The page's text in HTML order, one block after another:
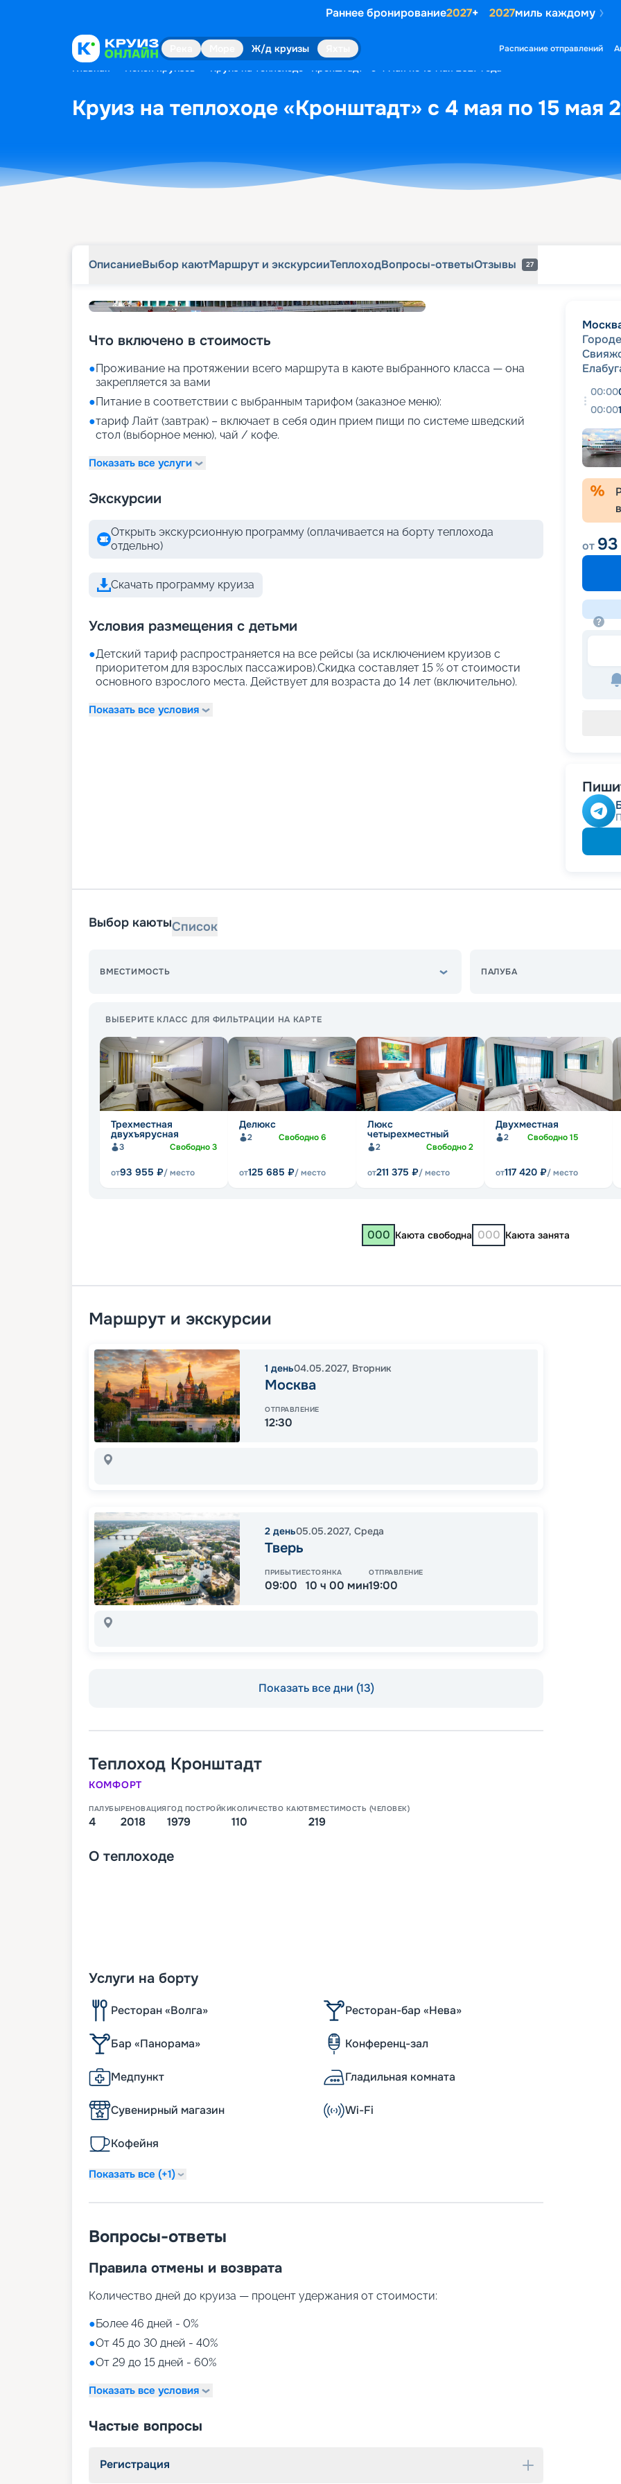
Раннее бронирование2027+ 2027миль каждому
Ж/д круизы Расписание отправлений
Главная Поиск круизов Круиз на теплоходе «Кронштадт» с 4 мая по 15 мая 2027 года
Круиз на теплоходе «Кронштадт» с 4 мая по 15 мая
ОписаниеВыбор каютМаршрут и экскурсииТеплоходВопросы-ответыОтзывы 27
Что включено в стоимость
●Проживание на протяжении всего маршрута в каюте выбранного класса — она
закрепляется за вами
●Питание в соответствии с выбранным тарифом (заказное меню):
●тариф Лайт (завтрак) – включает в себя один прием пищи по системе шведский
стол (выборное меню), чай / кофе.
Показать все услуги
Экскурсии
Открыть экскурсионную программу (оплачивается на борту теплохода
отдельно)
Скачать программу круиза
Условия размещения с детьми
●Детский тариф распространяется на все рейсы (за исключением круизов с
приоритетом для взрослых пассажиров).Скидка составляет 15 % от стоимости
основного взрослого места. Действует для возраста до 14 лет (включительно).
Показать все условия
00:00
00:00
от
Выбор каютыСписок
ВМЕСТИМОСТЬ ПАЛУБА
ВЫБЕРИТЕ КЛАСС ДЛЯ ФИЛЬТРАЦИИ НА КАРТЕ
Трехместная
двухъярусная
3 Свободно3
от93 955 ₽/ место
Делюкс
2 Свободно6
от125 685 ₽/ место
Люкс
четырехместный
2 Свободно2
от211 375 ₽/ место
Двухместная
2 Свободно15
от117 420 ₽/ место
000 Каюта свободна 000 Каюта занята
Маршрут и экскурсии
1 день04.05.2027, Вторник
Москва
ОТПРАВЛЕНИЕ
12:30
2 день05.05.2027, Среда
Тверь
ПРИБЫТИЕ
09:00
СТОЯНКА
10 ч 00 мин
ОТПРАВЛЕНИЕ
19:00
Показать все дни (13)
Теплоход Кронштадт
КОМФОРТ
ПАЛУБЫ
4
РЕНОВАЦИЯ
2018
ГОД ПОСТРОЙКИ
1979
КОЛИЧЕСТВО КАЮТ
110
ВМЕСТИМОСТЬ (ЧЕЛОВЕК)
219
О теплоходе
Услуги на борту
Ресторан «Волга» Ресторан-бар «Нева»
Бар «Панорама» Конференц-зал
Медпункт Гладильная комната
Сувенирный магазин Wi-Fi
Кофейня
Показать все (+1)
Вопросы-ответы
Правила отмены и возврата
Количество дней до круиза — процент удержания от стоимости:
●Более 46 дней - 0%
●От 45 до 30 дней - 40%
●От 29 до 15 дней - 60%
Показать все условия
Частые вопросы
Регистрация